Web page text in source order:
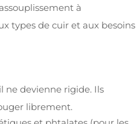
à
types de cuir et aux besoins
ne devienne rigide. Ils
librement.